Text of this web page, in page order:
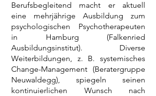
Berufsbegleitend macht er aktuell
eine mehrjährige Ausbildung zum
psychologischen Psychotherapeuten
in Hamburg (Falkenried
Ausbildungsinstitut). Diverse
Weiterbildungen, z. B. systemisches
Change-Management (Beratergruppe
Neuwaldegg), spiegeln seinen
kontinuierlichen Wunsch nach